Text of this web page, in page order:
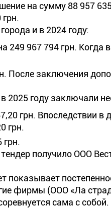
на сумму 88 957
и в 2024 году:
249 967 794 грн.
После заключения
2025 году заключали
грн. Впоследствии в
грн.
грн.
получило ООО
показывает
фирмы (ООО «Ла
сама с собой.